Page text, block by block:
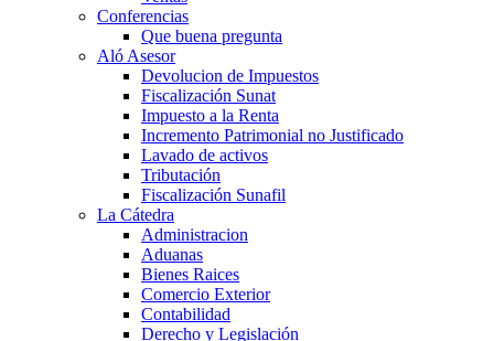
Conferencias
Que buena pregunta
Aló Asesor
Devolucion de Impuestos
Fiscalización Sunat
Impuesto a la Renta
Incremento Patrimonial no Justificado
Lavado de activos
Tributación
Fiscalización Sunafil
La Cátedra
Administracion
Aduanas
Bienes Raices
Comercio Exterior
Contabilidad
Derecho y Legislación